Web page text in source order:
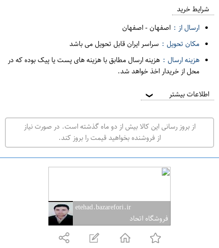
ر
ت
ه
ر
ا
ص
ف
ه
شرایط خرید
ارسال از : اصفهان-اصفهان
مکان تحویل : سراسر ایران قابل تحویل می باشد
هزینه ارسال : هزینه ارسال مطابق با هزینه های پست یا پیک بوده که در
محل از خریدار اخذ خواهد شد.
اطلاعات بیشتر ❯
از بروز رسانی این کالا بیش از دو ماه گذشته است. در صورت نیاز
از فروشنده بخواهید قیمت را بروز کند.
etehad.bazarefori.ir
فروشگاه اتحاد